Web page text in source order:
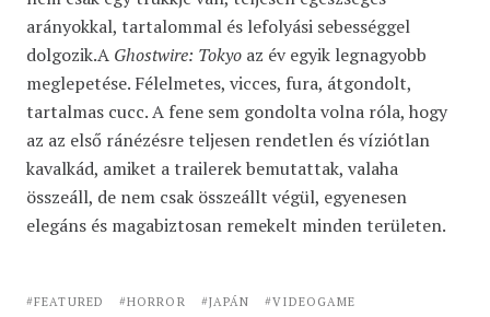
arányokkal, tartalommal és lefolyási sebességgel
dolgozik.A Ghostwire: Tokyo az év egyik legnagyobb
meglepetése. Félelmetes, vicces, fura, átgondolt,
tartalmas cucc. A fene sem gondolta volna róla, hogy
az az első ránézésre teljesen rendetlen és víziótlan
kavalkád, amiket a trailerek bemutattak, valaha
összeáll, de nem csak összeállt végül, egyenesen
elegáns és magabiztosan remekelt minden területen.
FEATURED HORROR JAPÁN
VIDEOGAME